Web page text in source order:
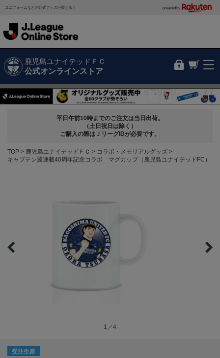
ユニフォームなどの公式グッズが買える！ powered by
鹿児島ユナイテッドＦＣ
公式オンラインストア
平日午前10時までのご注文は当日出荷。
（土日祝日は除く）
ご購入の際はＪリーグIDが必要です。
TOP 鹿児島ユナイテッドＦＣ
コラボ・メモリアルグッズ
キャプテン翼連載40周年記念コラボ マグカップ（鹿児島ユナイテッドFC）
1／4
受注生産